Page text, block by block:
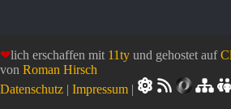
❤lich erschaffen mit 11ty und gehostet auf
von Roman Hirsch
Datenschutz | Impressum |